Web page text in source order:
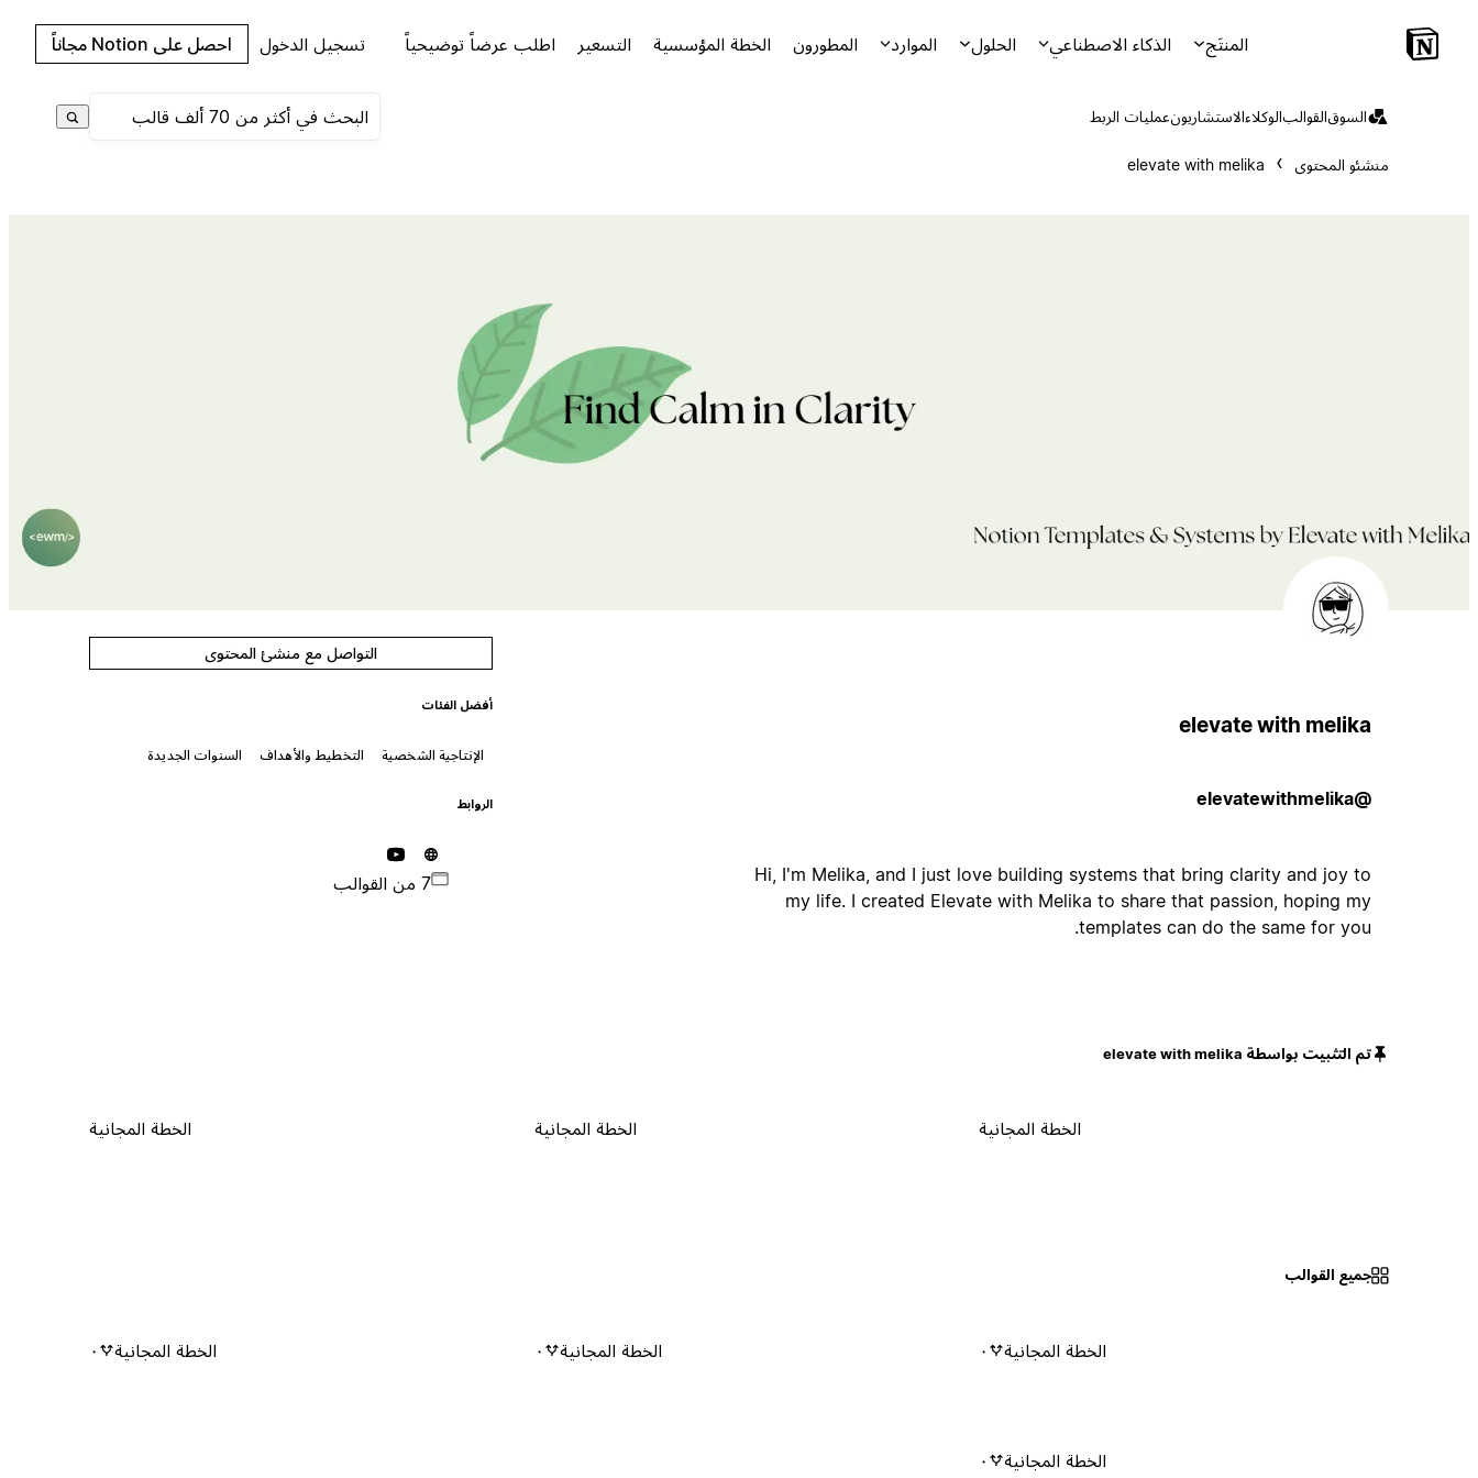
المنتَج الذكاء الاصطناعي الحلول الموارد المطورون الخطة المؤسسية التسعير اطلب عرضاً توضيحياً تسجيل الدخول احصل على Notion مجاناً
السوقالقوالبالوكلاءالاستشاريونعمليات الربط
منشئو المحتوى elevate with melika
elevate with melika
@elevatewithmelika
Hi, I'm Melika, and I just love building systems that bring clarity and joy to
my life. I created Elevate with Melika to share that passion, hoping my
templates can do the same for you.
التواصل مع منشئ المحتوى
أفضل الفئات
الإنتاجية الشخصية التخطيط والأهداف السنوات الجديدة
الروابط
7 من القوالب
تم التثبيت بواسطة elevate with melika
الخطة المجانية الخطة المجانية الخطة المجانية
جميع القوالب
الخطة المجانية ٠ الخطة المجانية ٠ الخطة المجانية ٠
الخطة المجانية ٠